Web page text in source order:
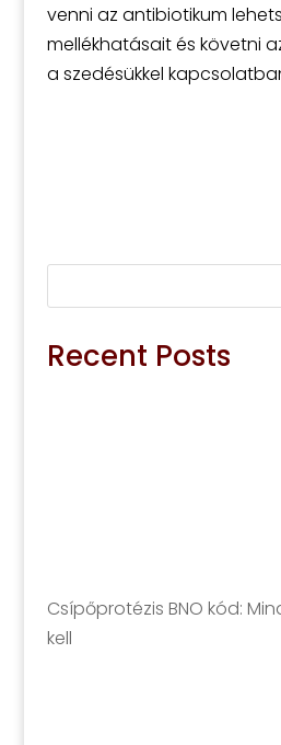
venni az antibiotikum
mellékhatásait és követni
a szedésükkel
Recent Posts
Csípőprotézis BNO kód:
kell